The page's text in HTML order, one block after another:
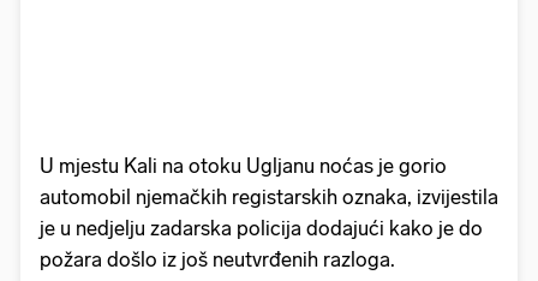
U mjestu Kali na otoku Ugljanu noćas je gorio
automobil njemačkih registarskih oznaka, izvijestila
je u nedjelju zadarska policija dodajući kako je do
požara došlo iz još neutvrđenih razloga.